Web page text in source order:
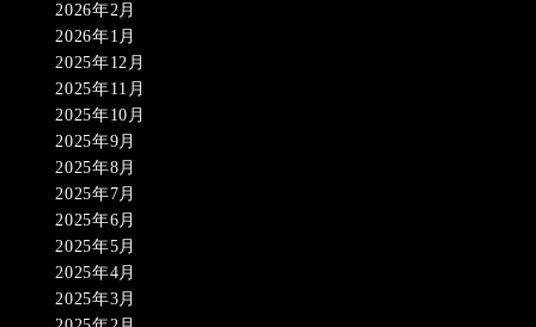
2026年2月
2026年1月
2025年12月
2025年11月
2025年10月
2025年9月
2025年8月
2025年7月
2025年6月
2025年5月
2025年4月
2025年3月